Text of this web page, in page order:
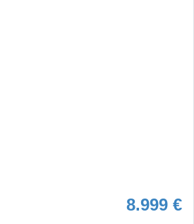
8.999 €